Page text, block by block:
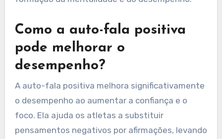
Como a auto-fala positiva
pode melhorar o
desempenho?
A auto-fala positiva melhora significativamente
o desempenho ao aumentar a confiança e o
foco. Ela ajuda os atletas a substituir
pensamentos negativos por afirmações, levando